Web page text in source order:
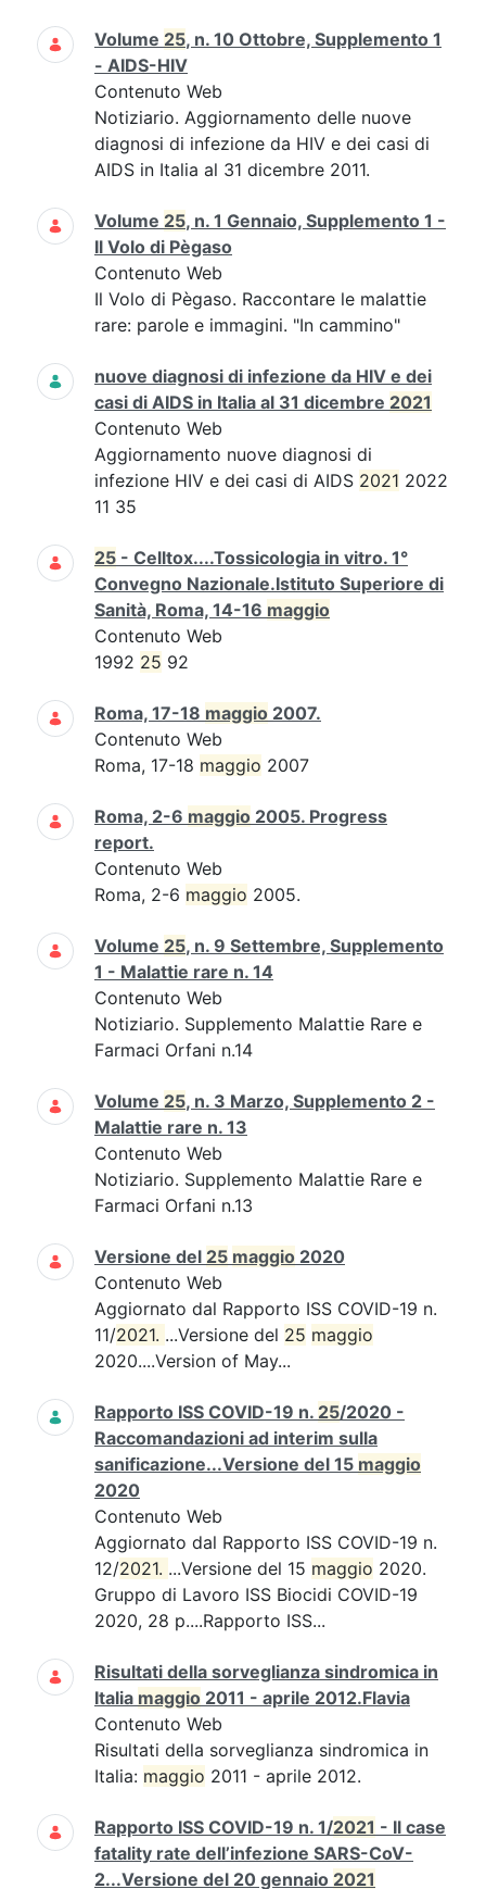
Volume 25, n. 10 Ottobre, Supplemento 1
- AIDS-HIV
Contenuto Web
Notiziario. Aggiornamento delle nuove
diagnosi di infezione da HIV e dei casi di
AIDS in Italia al 31 dicembre 2011.
Volume 25, n. 1 Gennaio, Supplemento 1 -
Il Volo di Pègaso
Contenuto Web
Il Volo di Pègaso. Raccontare le malattie
rare: parole e immagini. "In cammino"
nuove diagnosi di infezione da HIV e dei
casi di AIDS in Italia al 31 dicembre 2021
Contenuto Web
Aggiornamento nuove diagnosi di
infezione HIV e dei casi di AIDS 2021 2022
11 35
25 - Celltox....Tossicologia in vitro. 1°
Convegno Nazionale.Istituto Superiore di
Sanità, Roma, 14-16 maggio
Contenuto Web
1992 25 92
Roma, 17-18 maggio 2007.
Contenuto Web
Roma, 17-18 maggio 2007
Roma, 2-6 maggio 2005. Progress
report.
Contenuto Web
Roma, 2-6 maggio 2005.
Volume 25, n. 9 Settembre, Supplemento
1 - Malattie rare n. 14
Contenuto Web
Notiziario. Supplemento Malattie Rare e
Farmaci Orfani n.14
Volume 25, n. 3 Marzo, Supplemento 2 -
Malattie rare n. 13
Contenuto Web
Notiziario. Supplemento Malattie Rare e
Farmaci Orfani n.13
Versione del 25 maggio 2020
Contenuto Web
Aggiornato dal Rapporto ISS COVID-19 n.
11/2021. ...Versione del 25 maggio
2020....Version of May...
Rapporto ISS COVID-19 n. 25/2020 -
Raccomandazioni ad interim sulla
sanificazione...Versione del 15 maggio
2020
Contenuto Web
Aggiornato dal Rapporto ISS COVID-19 n.
12/2021. ...Versione del 15 maggio 2020.
Gruppo di Lavoro ISS Biocidi COVID-19
2020, 28 p....Rapporto ISS...
Risultati della sorveglianza sindromica in
Italia maggio 2011 - aprile 2012.Flavia
Contenuto Web
Risultati della sorveglianza sindromica in
Italia: maggio 2011 - aprile 2012.
Rapporto ISS COVID-19 n. 1/2021 - Il case
fatality rate dell’infezione SARS-CoV-
2...Versione del 20 gennaio 2021